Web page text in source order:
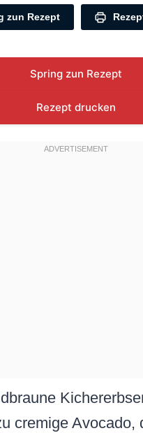
zun Rezept
Spring zun Rezept
Rezept drucken
cremige